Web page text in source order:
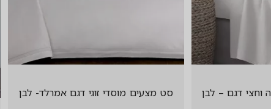
וחצי דגם – לבן סט מצעים מוסדי זוגי דגם אמרלד- לבן